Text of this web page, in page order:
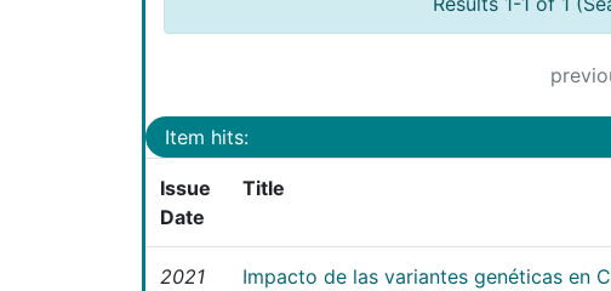
Item hits:
Issue
Date
Title
2021
Impacto de las variantes genéticas en